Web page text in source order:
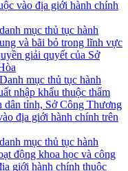
vào địa giới hành chính
mục thủ tục hành
và bãi bỏ trong lĩnh vực
giải quyết của Sở
mục thủ tục hành
nhập khẩu thuộc thẩm
dân tỉnh, Sở Công Thương
địa giới hành chính trên
mục thủ tục hành
động khoa học và công
giới hành chính thuộc